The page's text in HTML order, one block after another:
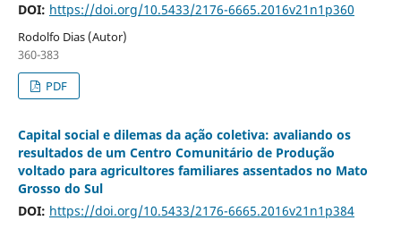
DOI: https://doi.org/10.5433/2176-6665.2016v21n1p360
Rodolfo Dias (Autor)
360-383
PDF
Capital social e dilemas da ação coletiva: avaliando os
resultados de um Centro Comunitário de Produção
voltado para agricultores familiares assentados no Mato
Grosso do Sul
DOI: https://doi.org/10.5433/2176-6665.2016v21n1p384